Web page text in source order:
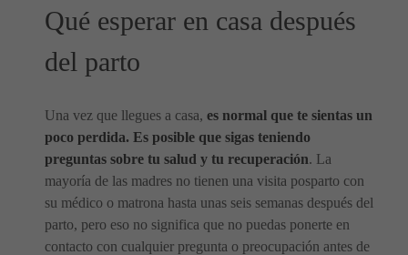
Qué esperar en casa después
del parto
Una vez que llegues a casa, es normal que te sientas un
poco perdida. Es posible que sigas teniendo
preguntas sobre tu salud y tu recuperación. La
mayoría de las madres no tienen una visita posparto con
su médico o matrona hasta unas seis semanas después del
parto, pero eso no significa que no puedas ponerte en
contacto con cualquier pregunta o preocupación antes de